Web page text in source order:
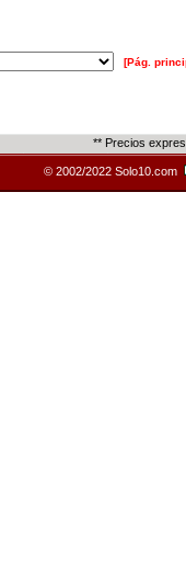
[Pág.
** Precios
© 2002/2022 Solo10.com